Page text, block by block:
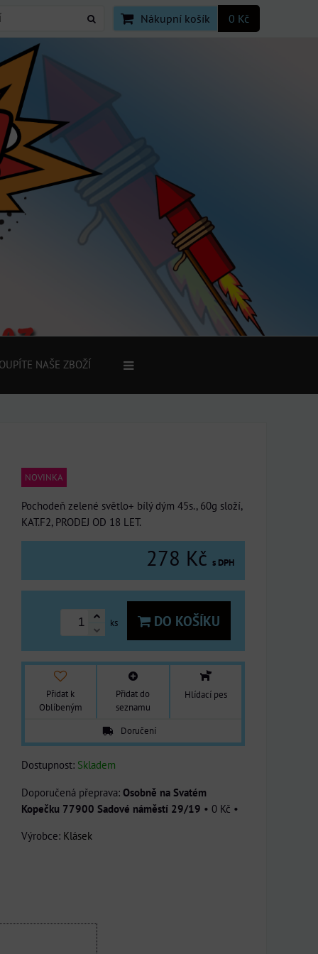
Nákupní košík 0 Kč
NAŠE ZBOŽÍ
NOVINKA
Pochodeň zelené světlo+ bílý dým 45s., 60g složí,
KAT.F2, PRODEJ OD 18 LET.
278 Kč s DPH
ks DO KOŠÍKU
Přidat k
Oblíbeným
Přidat do
seznamu
Hlídací pes
Doručení
Dostupnost: Skladem
Osobně na Svatém
Kopečku 77900 Sadové náměstí 29/19 • 0 Kč •
Výrobce: Klásek